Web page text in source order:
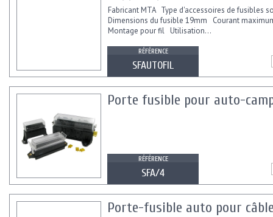
Fabricant MTA Type d'accessoires de fusibles
Dimensions du fusible 19mm Courant
Montage pour fil Utilisation...
RÉFÉRENCE
SFAUTOFIL
Porte fusible pour auto-
RÉFÉRENCE
SFA/4
Porte-fusible auto pour